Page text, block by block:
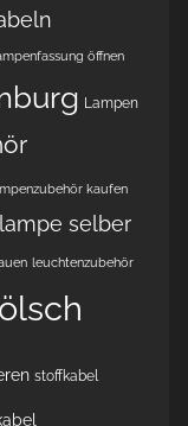
öffnen
Lampen
kaufen
lampe selber
leuchtenzubehör
stoffkabel